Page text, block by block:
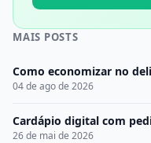
MAIS POSTS
Como economizar no
04 de ago de 2026
Cardápio digital com
26 de mai de 2026